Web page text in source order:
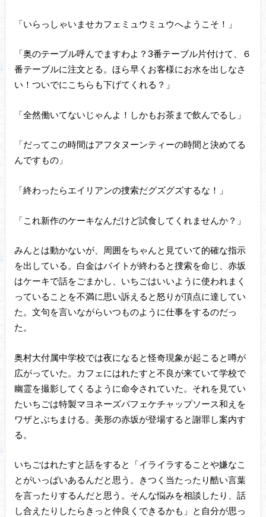
「いらっしゃいませカフェミュウミュウへようこそ！」
「奥のテーブル呼んでますわよ？3番テーブル片付けて、６
番テーブルに注文とる。ほら早くお客様にお水を出しなさ
い！ついでにこちらも下げてくれる？」
「全然働いてないじゃんよ！しかもお茶まで飲んでるし」
「だってこの時間はアフタヌーンティーの時間と決めてる
んですもの」
「終わったらエイリアンの捜索だグズグズするな！」
「これ新作のケーキなんだけど試食してくれませんか？」
みんとは動かないが、周囲をちゃんと見ていて的確な指示
を出している。白金はバイトが終わると捜索を命じ、赤坂
はケーキで話をごまかし、いちごはいいように使われまく
っていることを不満に思い訴えると怒りが頂点に達してい
た。文句を言いながらいつものように仕事をするのだっ
た。
奥村大付属中学校では夜になると怪奇現象が起こると噂が
広がっていた。カフェにはれたすと不良が来ていて学校で
幽霊を撮影してくるように命令されていた。それを見てい
たいちごは特製マヨネーズパフェケチャップソース和えを
ワザとぶちまける。美形の赤坂が登場すると謝罪し案内す
る。
いちごはれたすと話をすると「イライラすることや嫌なこ
とがいっぱいあるんだと思う。きつく当たったり酷い言葉
を言ったりするんだと思う。そんな悩みを相談したり、話
し合えたりしたらきっと仲良くできるかも」と自分が思っ